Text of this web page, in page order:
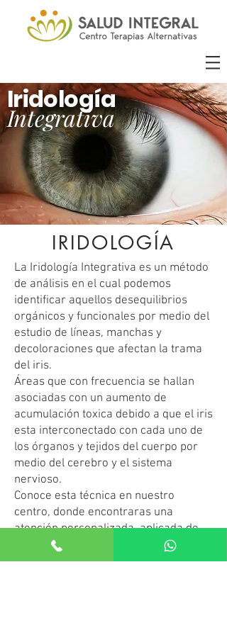
Iridología
Integrativa
IRIDOLOGÍA
La Iridología Integrativa es un método
de análisis en el cual podemos
identificar aquellos desequilibrios
orgánicos y funcionales por medio del
estudio de líneas, manchas y
decoloraciones que afectan la trama
del iris.
Áreas que con frecuencia se hallan
asociadas con un aumento de
acumulación toxica debido a que el iris
esta interconectado con cada uno de
los órganos y tejidos del cuerpo por
medio del cerebro y el sistema
nervioso.
Conoce esta técnica en nuestro
centro, donde encontraras una
atención personalizada, aplicada de
forma seria en un ambiente
agradable.